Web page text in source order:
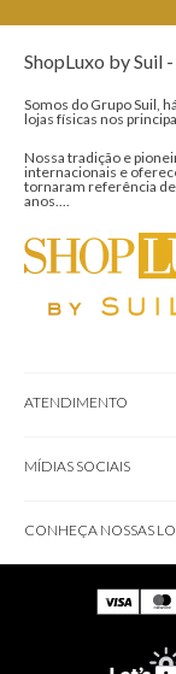
ShopLuxo by Suil
Somos do Grupo Suil,
lojas físicas nos
Nossa tradição e
internacionais e
tornaram referência
anos....
ATENDIMENTO
MÍDIAS SOCIAIS
CONHEÇA NOSSAS